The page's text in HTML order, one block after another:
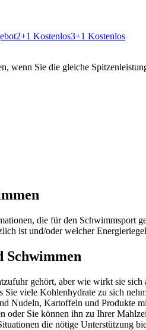
2+1 Kostenlos3+1 Kostenlos
wenn Sie die gleiche
die für den Schwimmsport
ist und/oder welcher
Schwimmen
gehört, aber wie wirkt sie
Sie viele Kohlenhydrate zu sich
Nudeln, Kartoffeln und Produkte
oder Sie können ihn zu Ihrer
die nötige Unterstützung